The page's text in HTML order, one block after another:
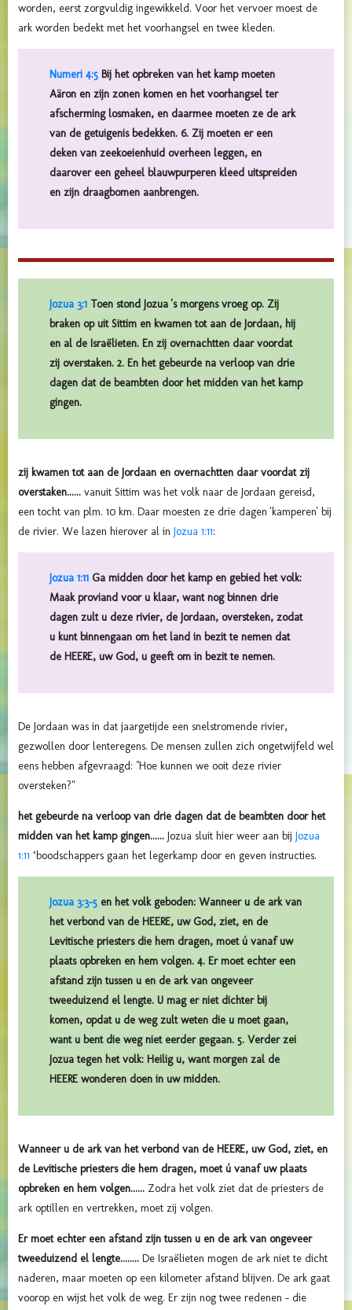
worden, eerst zorgvuldig ingewikkeld. Voor het vervoer moest de
ark worden bedekt met het voorhangsel en twee kleden.
Numeri 4:5 Bij het opbreken van het kamp moeten
Aäron en zijn zonen komen en het voorhangsel ter
afscherming losmaken, en daarmee moeten ze de ark
van de getuigenis bedekken. 6. Zij moeten er een
deken van zeekoeienhuid overheen leggen, en
daarover een geheel blauwpurperen kleed uitspreiden
en zijn draagbomen aanbrengen.
Jozua 3:1 Toen stond Jozua 's morgens vroeg op. Zij
braken op uit Sittim en kwamen tot aan de Jordaan, hij
en al de Israëlieten. En zij overnachtten daar voordat
zij overstaken. 2. En het gebeurde na verloop van drie
dagen dat de beambten door het midden van het kamp
gingen.
zij kwamen tot aan de Jordaan en overnachtten daar voordat zij
overstaken...... vanuit Sittim was het volk naar de Jordaan gereisd,
een tocht van plm. 10 km. Daar moesten ze drie dagen 'kamperen' bij
de rivier. We lazen hierover al in Jozua 1:11:
Jozua 1:11 Ga midden door het kamp en gebied het volk:
Maak proviand voor u klaar, want nog binnen drie
dagen zult u deze rivier, de Jordaan, oversteken, zodat
u kunt binnengaan om het land in bezit te nemen dat
de HEERE, uw God, u geeft om in bezit te nemen.
De Jordaan was in dat jaargetijde een snelstromende rivier,
gezwollen door lenteregens. De mensen zullen zich ongetwijfeld wel
eens hebben afgevraagd: "Hoe kunnen we ooit deze rivier
oversteken?"
het gebeurde na verloop van drie dagen dat de beambten door het
midden van het kamp gingen...... Jozua sluit hier weer aan bij Jozua
1:11 ‘boodschappers gaan het legerkamp door en geven instructies.
Jozua 3:3-5 en het volk geboden: Wanneer u de ark van
het verbond van de HEERE, uw God, ziet, en de
Levitische priesters die hem dragen, moet ú vanaf uw
plaats opbreken en hem volgen. 4. Er moet echter een
afstand zijn tussen u en de ark van ongeveer
tweeduizend el lengte. U mag er niet dichter bij
komen, opdat u de weg zult weten die u moet gaan,
want u bent die weg niet eerder gegaan. 5. Verder zei
Jozua tegen het volk: Heilig u, want morgen zal de
HEERE wonderen doen in uw midden.
Wanneer u de ark van het verbond van de HEERE, uw God, ziet, en
de Levitische priesters die hem dragen, moet ú vanaf uw plaats
opbreken en hem volgen...... Zodra het volk ziet dat de priesters de
ark optillen en vertrekken, moet zij volgen.
Er moet echter een afstand zijn tussen u en de ark van ongeveer
tweeduizend el lengte........ De Israëlieten mogen de ark niet te dicht
naderen, maar moeten op een kilometer afstand blijven. De ark gaat
voorop en wijst het volk de weg. Er zijn nog twee redenen – die